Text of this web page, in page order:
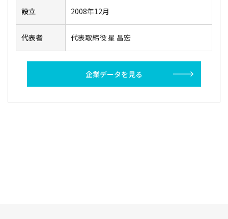
設立 2008年12月
代表者 代表取締役 星 昌宏
企業データを見る